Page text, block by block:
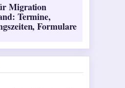
Migration
Termine,
Formulare